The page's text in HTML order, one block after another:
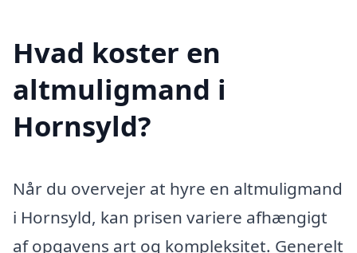
Hvad koster en
altmuligmand i
Hornsyld?
Når du overvejer at hyre en altmuligmand
i Hornsyld, kan prisen variere afhængigt
af opgavens art og kompleksitet. Generelt